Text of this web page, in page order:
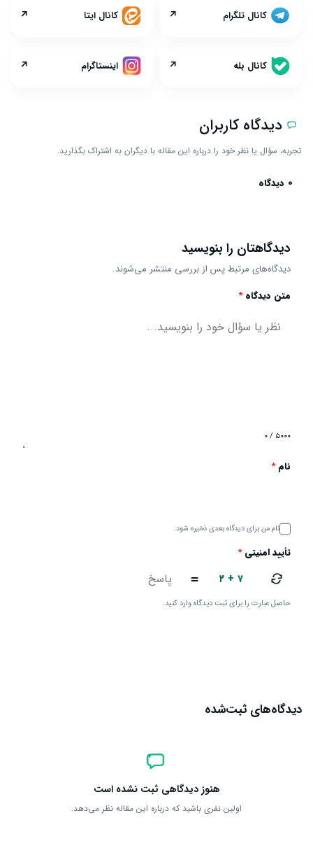
کانال تلگرام ↗ کانال ایتا ↗
کانال بله ↗ اینستاگرام ↗
دیدگاه کاربران
تجربه، سؤال یا نظر خود را درباره این مقاله با دیگران به اشتراک بگذارید.
0 دیدگاه
دیدگاهتان را بنویسید
دیدگاه‌های مرتبط پس از بررسی منتشر می‌شوند.
متن دیدگاه*
۰ / ۵۰۰۰
نام*
نام من برای دیدگاه بعدی ذخیره شود.
تأیید امنیتی*
۲ + ۷ =
حاصل عبارت را برای ثبت دیدگاه وارد کنید.
دیدگاه‌های ثبت‌شده
هنوز دیدگاهی ثبت نشده است
اولین نفری باشید که درباره این مقاله نظر می‌دهد.